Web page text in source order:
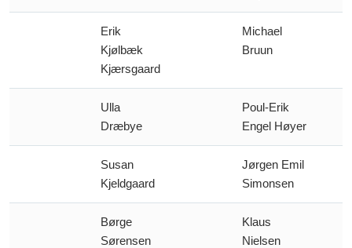
Erik
Kjølbæk
Kjærsgaard
Michael
Bruun
Ulla
Dræbye
Poul-Erik
Engel Høyer
Susan
Kjeldgaard
Jørgen Emil
Simonsen
Børge
Sørensen
Klaus
Nielsen